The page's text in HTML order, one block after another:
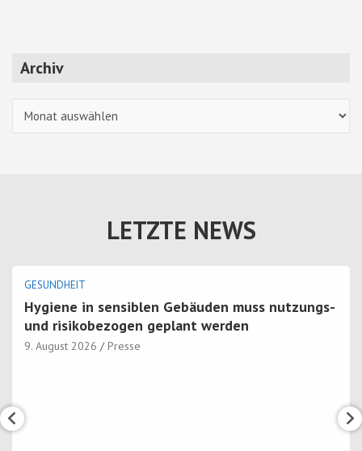
Archiv
LETZTE NEWS
GESUNDHEIT
Hygiene in sensiblen Gebäuden muss nutzungs-
und risikobezogen geplant werden
9. August 2026 Presse